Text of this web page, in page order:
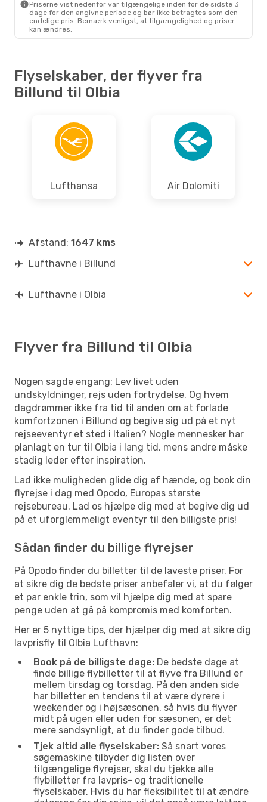
2 Mellemlandinger
OLB- BLL
Priserne vist nedenfor var tilgængelige inden for de sidste 3
dage for den angivne periode og bør ikke betragtes som den
endelige pris. Bemærk venligst, at tilgængelighed og priser
kan ændres.
Flyselskaber, der flyver fra
Billund til Olbia
Lufthansa Air Dolomiti
Afstand: 1647 kms
Lufthavne i Billund
Lufthavne i Olbia
Flyver fra Billund til Olbia
Nogen sagde engang: Lev livet uden
undskyldninger, rejs uden fortrydelse. Og hvem
dagdrømmer ikke fra tid til anden om at forlade
komfortzonen i Billund og begive sig ud på et nyt
rejseeventyr et sted i Italien? Nogle mennesker har
planlagt en tur til Olbia i lang tid, mens andre måske
stadig leder efter inspiration.
Lad ikke muligheden glide dig af hænde, og book din
flyrejse i dag med Opodo, Europas største
rejsebureau. Lad os hjælpe dig med at begive dig ud
på et uforglemmeligt eventyr til den billigste pris!
Sådan finder du billige flyrejser
På Opodo finder du billetter til de laveste priser. For
at sikre dig de bedste priser anbefaler vi, at du følger
et par enkle trin, som vil hjælpe dig med at spare
penge uden at gå på kompromis med komforten.
Her er 5 nyttige tips, der hjælper dig med at sikre dig
lavprisfly til Olbia Lufthavn:
Book på de billigste dage: De bedste dage at
finde billige flybilletter til at flyve fra Billund er
mellem tirsdag og torsdag. På den anden side
har billetter en tendens til at være dyrere i
weekender og i højsæsonen, så hvis du flyver
midt på ugen eller uden for sæsonen, er det
mere sandsynligt, at du finder gode tilbud.
Tjek altid alle flyselskaber: Så snart vores
søgemaskine tilbyder dig listen over
tilgængelige flyrejser, skal du tjekke alle
flybilletter fra lavpris- og traditionelle
flyselskaber. Hvis du har fleksibilitet til at ændre